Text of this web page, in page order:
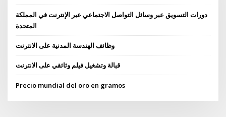
دورات التسويق عبر وسائل التواصل الاجتماعي عبر الإنترنت في المملكة
المتحدة
وظائف الهندسة المدنية على الانترنت
قبالة وتشغيل فيلم وثائقي على الانترنت
Precio mundial del oro en gramos